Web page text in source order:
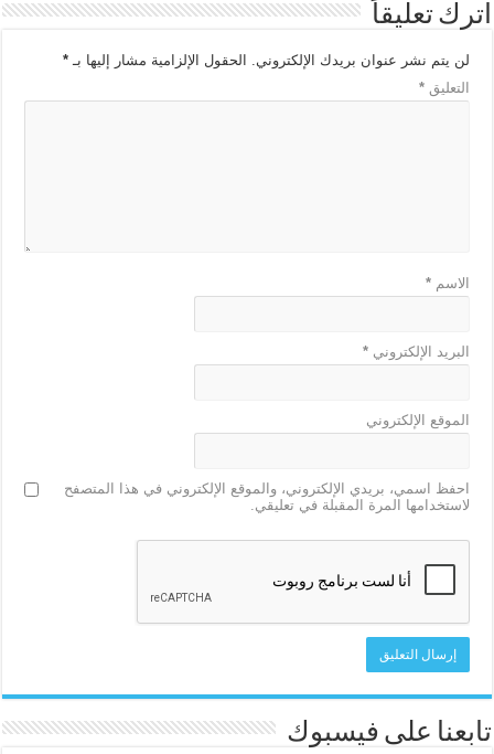
اترك تعليقاً
لن يتم نشر عنوان بريدك الإلكتروني. الحقول الإلزامية مشار إليها بـ*
التعليق*
الاسم*
البريد الإلكتروني*
الموقع الإلكتروني
احفظ اسمي، بريدي الإلكتروني، والموقع الإلكتروني في هذا المتصفح
لاستخدامها المرة المقبلة في تعليقي.
تابعنا على فيسبوك